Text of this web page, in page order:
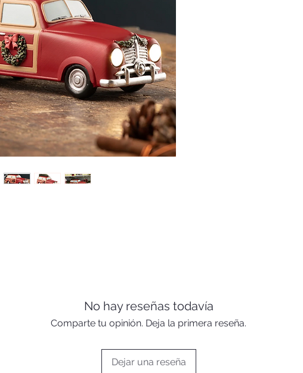
No hay reseñas todavía
Comparte tu opinión. Deja la primera reseña.
Dejar una reseña